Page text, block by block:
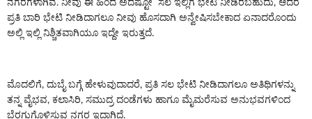
ಪ್ರತಿ ಬಾರಿ ಭೇಟಿ ನೀಡಿದಾಗಲೂ ನೀವು ಹೊಸದಾಗಿ ಅನ್ವೇಷಿಸಬೇಕಾದ ಏನಾದರೊಂದು
ಅಲ್ಲಿ ಇಲ್ಲಿ ನಿಶ್ಚಿತವಾಗಿಯೂ ಇದ್ದೇ ಇರುತ್ತದೆ.
ಮೊದಲಿಗೆ, ದುಬೈ ಬಗ್ಗೆ ಹೇಳುವುದಾದರೆ, ಪ್ರತಿ ಸಲ ಭೇಟಿ ನೀಡಿದಾಗಲೂ ಅತಿಥಿಗಳನ್ನು
ತನ್ನ ವೈಭವ, ಕಲಾಸಿರಿ, ಸಮುದ್ರ ದಂಡೆಗಳು ಹಾಗೂ ಮೈಮರೆಸುವ ಅನುಭವಗಳಿಂದ
ಬೆರಗುಗೊಳಿಸುವ ನಗರ ಇದಾಗಿದೆ.